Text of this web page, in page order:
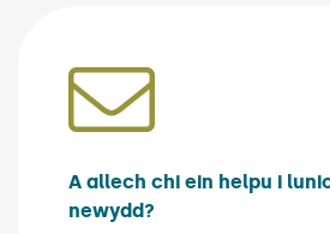
A allech chi ein helpu i
newydd?